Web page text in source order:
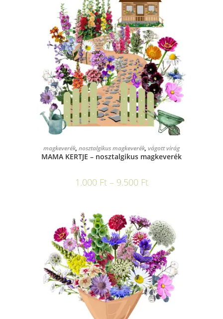
OPCIÓK VÁLASZTÁSA
magkeverék, nosztalgikus magkeverék, vágott virág
MAMA KERTJE – nosztalgikus magkeverék
1.000 Ft – 9.500 Ft